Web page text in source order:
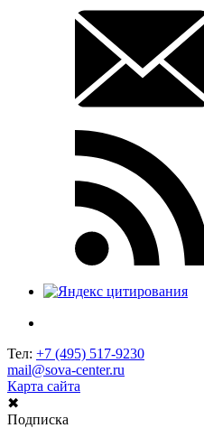
Тел: +7 (495) 517-9230
mail@sova-center.ru
Карта сайта
✖
Подписка